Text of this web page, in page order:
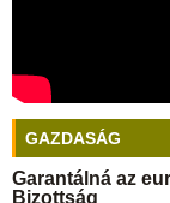
GAZDASÁG
Garantálná az
Bizottság